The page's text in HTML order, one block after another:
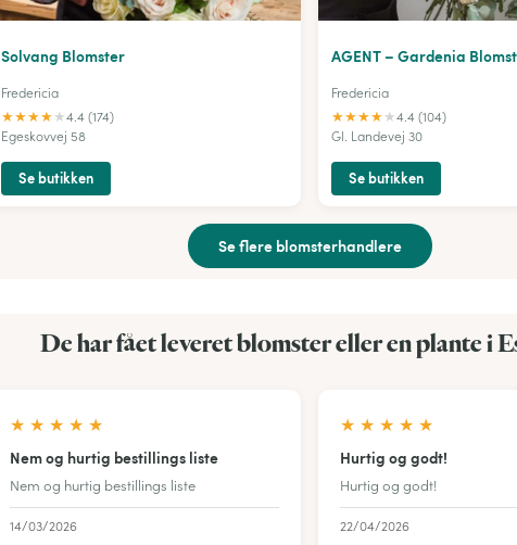
Solvang Blomster
Fredericia
★★★★★4.4 (174)
Egeskovvej 58
Se butikken
AGENT – Gardenia
Fredericia
★★★★★4.4 (104)
Gl. Landevej 30
Se butikken
Se flere blomsterhandlere
De har fået leveret blomster eller en plante i
★ ★ ★ ★ ★
Nem og hurtig bestillings liste
Nem og hurtig bestillings liste
14/03/2026
★ ★ ★ ★ ★
Hurtig og godt!
Hurtig og godt!
22/04/2026